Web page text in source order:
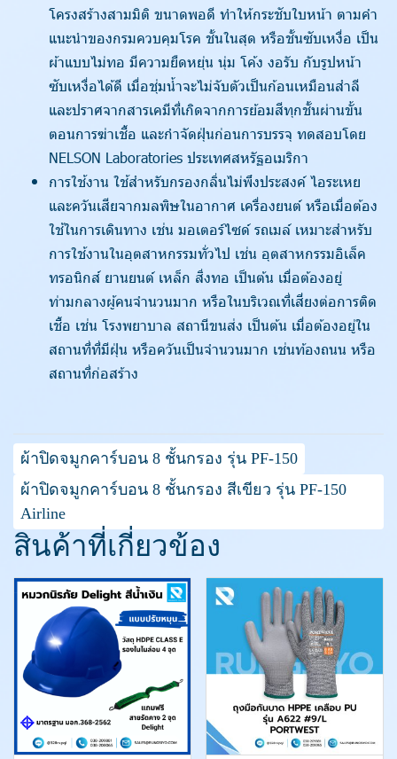
โครงสร้างสามมิติ ขนาดพอดี ทำให้กระชับใบหน้า ตามคำ
แนะนำของกรมควบคุมโรค ชั้นในสุด หรือชั้นซับเหงื่อ เป็น
ผ้าแบบไม่ทอ มีความยืดหยุ่น นุ่ม โค้ง งอรับ กับรูปหน้า
ซับเหงื่อได้ดี เมื่อชุ่มน้ำจะไม่จับตัวเป็นก้อนเหมือนสำลี
และปราศจากสารเคมีที่เกิดจากการย้อมสีทุกชั้นผ่านขั้น
ตอนการฆ่าเชื้อ และกำจัดฝุ่นก่อนการบรรจุ ทดสอบโดย
NELSON Laboratories ประเทศสหรัฐอเมริกา
การใช้งาน ใช้สำหรับกรองกลิ่นไม่พึงประสงค์ ไอระเหย
และควันเสียจากมลพิษในอากาศ เครื่องยนต์ หรือเมื่อต้อง
ใช้ในการเดินทาง เช่น มอเตอร์ไซด์ รถเมล์ เหมาะสำหรับ
การใช้งานในอุตสาหกรรมทั่วไป เช่น อุตสาหกรรมอิเล็ค
ทรอนิกส์ ยานยนต์ เหล็ก สิ่งทอ เป็นต้น เมื่อต้องอยู่
ท่ามกลางผู้คนจำนวนมาก หรือในบริเวณที่เสี่ยงต่อการติด
เชื้อ เช่น โรงพยาบาล สถานีขนส่ง เป็นต้น เมื่อต้องอยู่ใน
สถานที่ที่มีฝุ่น หรือควันเป็นจำนวนมาก เช่นท้องถนน หรือ
สถานที่ก่อสร้าง
ผ้าปิดจมูกคาร์บอน 8 ชั้นกรอง รุ่น PF-150
ผ้าปิดจมูกคาร์บอน 8 ชั้นกรอง สีเขียว รุ่น PF-150
Airline
สินค้าที่เกี่ยวข้อง